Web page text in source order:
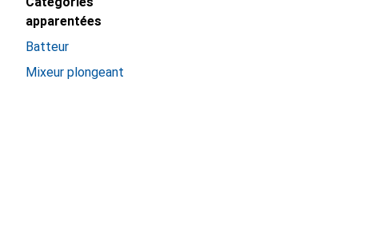
apparentées
Batteur
Mixeur plongeant